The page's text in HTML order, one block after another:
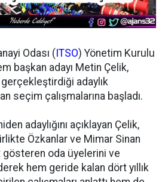
Odası ( ITSO) Yönetim Kurulu
başkan adayı Metin Çelik,
adaylık
seçim çalışmalarına başladı.
adaylığını açıklayan Çelik,
Özkanlar ve Mimar Sinan
oda üyelerini ve
hem geride kalan dört yıllık